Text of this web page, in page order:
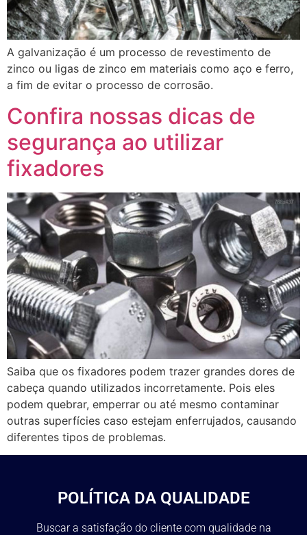
A galvanização é um processo de revestimento de
zinco ou ligas de zinco em materiais como aço e ferro,
a fim de evitar o processo de corrosão.
Confira nossas dicas de
segurança ao utilizar
fixadores
Saiba que os fixadores podem trazer grandes dores de
cabeça quando utilizados incorretamente. Pois eles
podem quebrar, emperrar ou até mesmo contaminar
outras superfícies caso estejam enferrujados, causando
diferentes tipos de problemas.
POLÍTICA DA QUALIDADE
Buscar a satisfação do cliente com qualidade na